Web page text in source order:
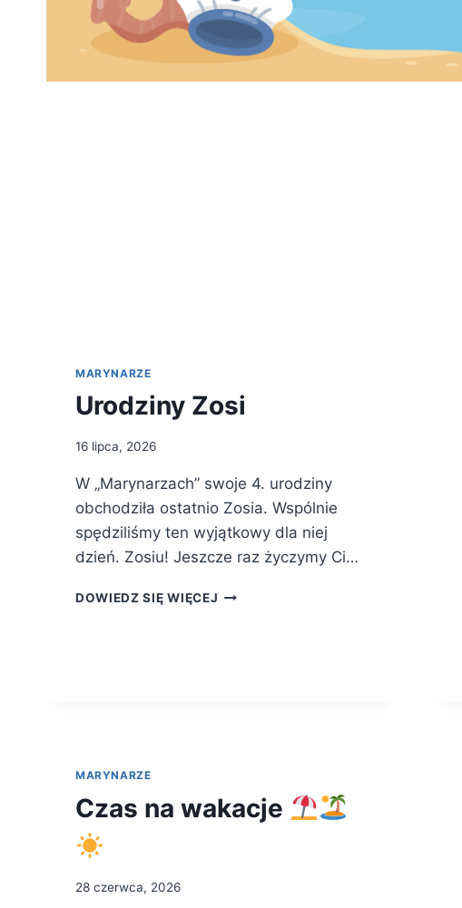
MARYNARZE
Urodziny Zosi
16 lipca, 2026
W „Marynarzach” swoje 4. urodziny
obchodziła ostatnio Zosia. Wspólnie
spędziliśmy ten wyjątkowy dla niej
dzień. Zosiu! Jeszcze raz życzymy Ci…
DOWIEDZ SIĘ WIĘCEJ URODZINY
MARYNARZE
Czas na wakacje
28 czerwca, 2026